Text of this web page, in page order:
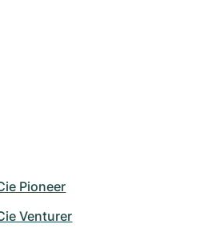
Pioneer
Venturer